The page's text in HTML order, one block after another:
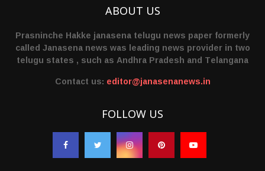
ABOUT US
Prasninche Hakke janasena telugu news paper formerly
called Janasena news was leading news provider in two
telugu states , such as Andhra Pradesh and Telangana
Contact us: editor@janasenanews.in
FOLLOW US